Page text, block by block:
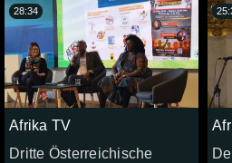
Afrika TV
Dritte Österreichische
28:34